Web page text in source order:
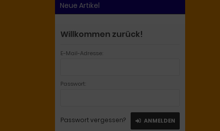
Neue Artikel
Willkommen zurück!
E-Mail-Adresse:
Passwort:
Passwort vergessen? ANMELDEN